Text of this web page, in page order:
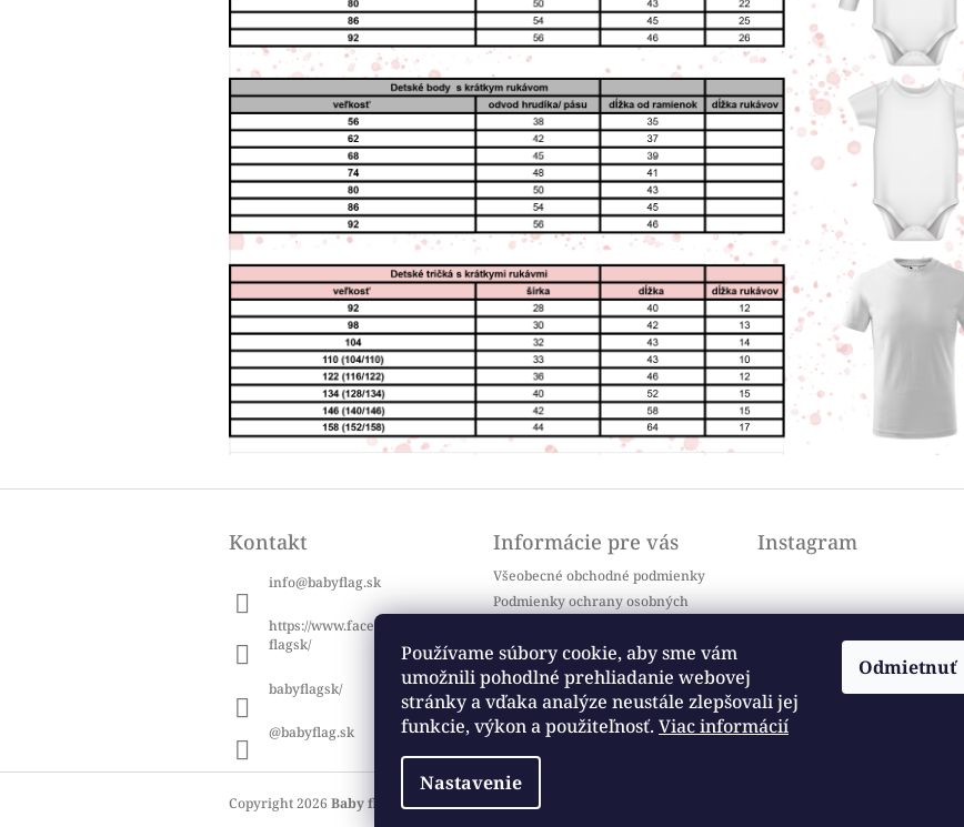
Používame súbory cookie, aby sme vám
umožnili pohodlné prehliadanie webovej
stránky a vďaka analýze neustále zlepšovali jej
funkcie, výkon a použiteľnosť. Viac informácií
Nastavenie
Odmietnuť
Z
Kontakt
info@babyflag.sk
https://www.facebook.com/baby
flagsk/
babyflagsk/
@babyflag.sk
Informácie pre vás
Všeobecné obchodné podmienky
Podmienky ochrany osobných
údajov
Doprava a platba
Kontakty
Často kladené otázky / FAQ
Moja objednávka
Instagram
Sledovať na Instagrame
Copyright 2026 Baby flag . Všetky práva vyhradené.